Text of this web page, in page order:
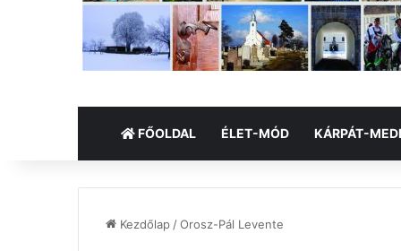
FŐOLDAL ÉLET-MÓD KÁRPÁT-
Kezdőlap /Orosz-Pál Levente